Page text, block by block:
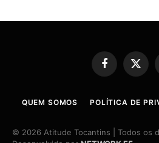
Facebook
X
QUEM SOMOS POLÍTICA DE
© 2026 Atitude Tocantins | Todos os